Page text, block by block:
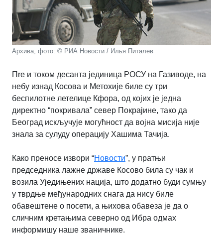
Архива, фото: © РИА Новости / Илья Питалев
Пre и током десанта јединица РОСУ на Газиводе, на
небу изнад Косова и Метохије биле су три
беспилотне летелице Кфора, од којих је једна
директно “покривала” север Покрајине, тако да
Београд искључује могућност да војна мисија није
знала за сулуду операцију Хашима Тачија.
Како преносе извори “Новости”, у пратњи
председника лажне државе Косово била су чак и
возила Уједињених нација, што додатно буди сумњу
у тврдње међународних снага да нису биле
обавештене о посети, а њихова обавеза је да о
сличним кретањима северно од Ибра одмах
информишу наше званичнике.